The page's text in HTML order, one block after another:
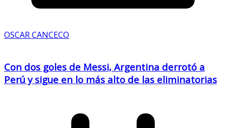
OSCAR CANCECO
Con dos goles de Messi, Argentina derrotó a
Perú y sigue en lo más alto de las eliminatorias